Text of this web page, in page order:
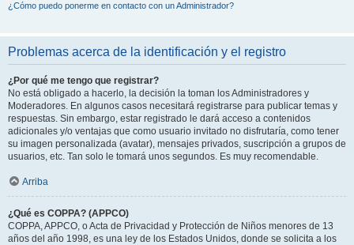
¿Cómo puedo ponerme en contacto con un Administrador?
Problemas acerca de la identificación y el registro
¿Por qué me tengo que registrar?
No está obligado a hacerlo, la decisión la toman los Administradores y
Moderadores. En algunos casos necesitará registrarse para publicar temas y
respuestas. Sin embargo, estar registrado le dará acceso a contenidos
adicionales y/o ventajas que como usuario invitado no disfrutaría, como tener
su imagen personalizada (avatar), mensajes privados, suscripción a grupos de
usuarios, etc. Tan solo le tomará unos segundos. Es muy recomendable.
Arriba
¿Qué es COPPA? (APPCO)
COPPA, APPCO, o Acta de Privacidad y Protección de Niños menores de 13
años del año 1998, es una ley de los Estados Unidos, donde se solicita a los